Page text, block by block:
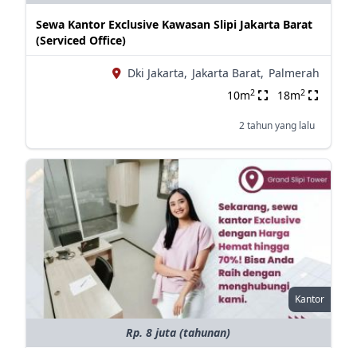
Sewa Kantor Exclusive Kawasan Slipi Jakarta Barat
(Serviced Office)
Dki Jakarta, Jakarta Barat, Palmerah
10m2 18m2
2 tahun yang lalu
Kantor
Rp. 8 juta (tahunan)